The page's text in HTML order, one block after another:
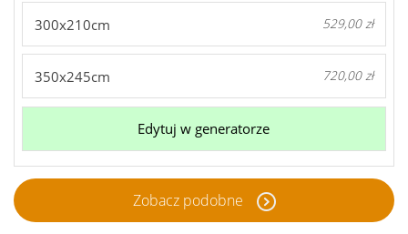
300x210cm 529,00 zł
350x245cm 720,00 zł
Edytuj w generatorze
Zobacz podobne